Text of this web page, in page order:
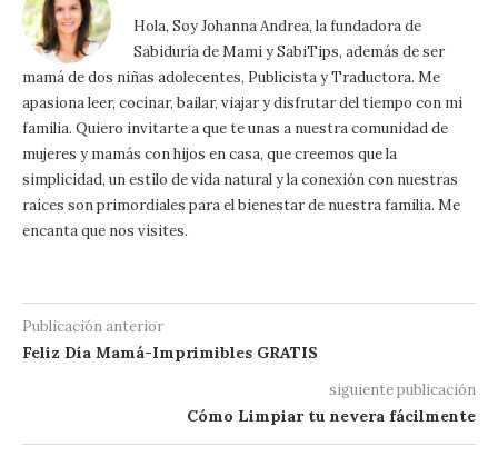
Hola, Soy Johanna Andrea, la fundadora de
Sabiduría de Mami y SabiTips, además de ser
mamá de dos niñas adolecentes, Publicista y Traductora. Me
apasiona leer, cocinar, bailar, viajar y disfrutar del tiempo con mi
familia. Quiero invitarte a que te unas a nuestra comunidad de
mujeres y mamás con hijos en casa, que creemos que la
simplicidad, un estilo de vida natural y la conexión con nuestras
raíces son primordiales para el bienestar de nuestra familia. Me
encanta que nos visites.
Publicación anterior
Feliz Día Mamá-Imprimibles GRATIS
siguiente publicación
Cómo Limpiar tu nevera fácilmente